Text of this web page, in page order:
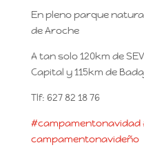
En pleno parque
de Aroche
A tan solo 120km de
Capital y 115km de
Tlf: 627 82 18 76
#campamentonavidad
campamentonavideño